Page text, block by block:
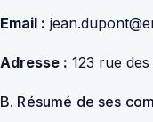
Email :
Adresse : 123 rue
B. Résumé de ses